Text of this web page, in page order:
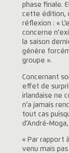
phase finale.
cette édition,
réflexion : «
concerne
la saison
génère
groupe ».
Concernant
effet de
irlandaise ne
n’a jamais
tout cas
d’André-
« Par rapport
venu mais